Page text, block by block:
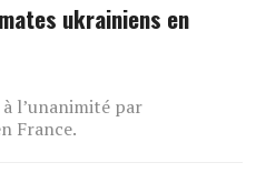
ukrainiens en
l’unanimité par
France.